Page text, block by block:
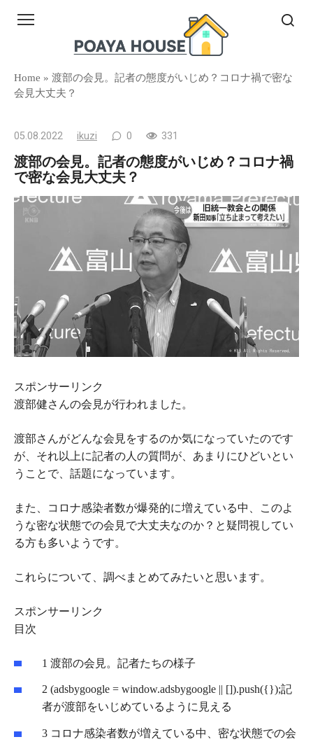
Home » 渡部の会見。記者の態度がいじめ？コロナ禍で密な
会見大丈夫？
05.08.2022 ikuzi 0 331
渡部の会見。記者の態度がいじめ？コロナ禍
で密な会見大丈夫？
スポンサーリンク
渡部健さんの会見が行われました。
渡部さんがどんな会見をするのか気になっていたのです
が、それ以上に記者の人の質問が、あまりにひどいとい
うことで、話題になっています。
また、コロナ感染者数が爆発的に増えている中、このよ
うな密な状態での会見で大丈夫なのか？と疑問視してい
る方も多いようです。
これらについて、調べまとめてみたいと思います。
スポンサーリンク
目次
1 渡部の会見。記者たちの様子
2 (adsbygoogle = window.adsbygoogle || []).push({});記
者が渡部をいじめているように見える
3 コロナ感染者数が増えている中、密な状態での会